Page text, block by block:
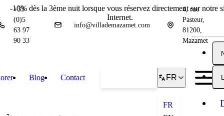
-10% dès la 3ème nuit lorsque vous réservez directement sur notre
Internet.
+33
(0)5
63 97
90 33
info@villademazamet.com
4, rue
Pasteur,
81200,
Mazamet
Blog Contact FR
FR